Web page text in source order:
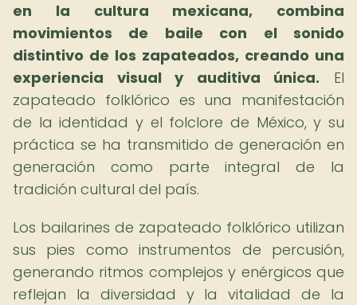
en la cultura mexicana, combina
movimientos de baile con el sonido
distintivo de los zapateados, creando una
experiencia visual y auditiva única. El
zapateado folklórico es una manifestación
de la identidad y el folclore de México, y su
práctica se ha transmitido de generación en
generación como parte integral de la
tradición cultural del país.
Los bailarines de zapateado folklórico utilizan
sus pies como instrumentos de percusión,
generando ritmos complejos y enérgicos que
reflejan la diversidad y la vitalidad de la